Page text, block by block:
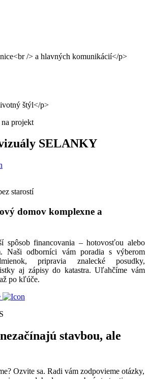
projekt
SELANKY
starostí
domov komplexne a
spôsob financovania – hotovosťou alebo
Naši odborníci vám poradia s výberom
pripravia znalecké posudky,
aj zápisy do katastra. Uľahčíme vám
po kľúče.
stavbou, ale
Ozvite sa. Radi vám zodpovieme otázky,